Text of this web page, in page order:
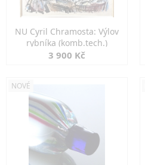
NU Cyril Chramosta: Výlov
rybníka (komb.tech.)
3 900 Kč
NOVÉ